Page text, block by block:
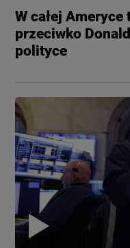
W całej
przeciwko
polityce